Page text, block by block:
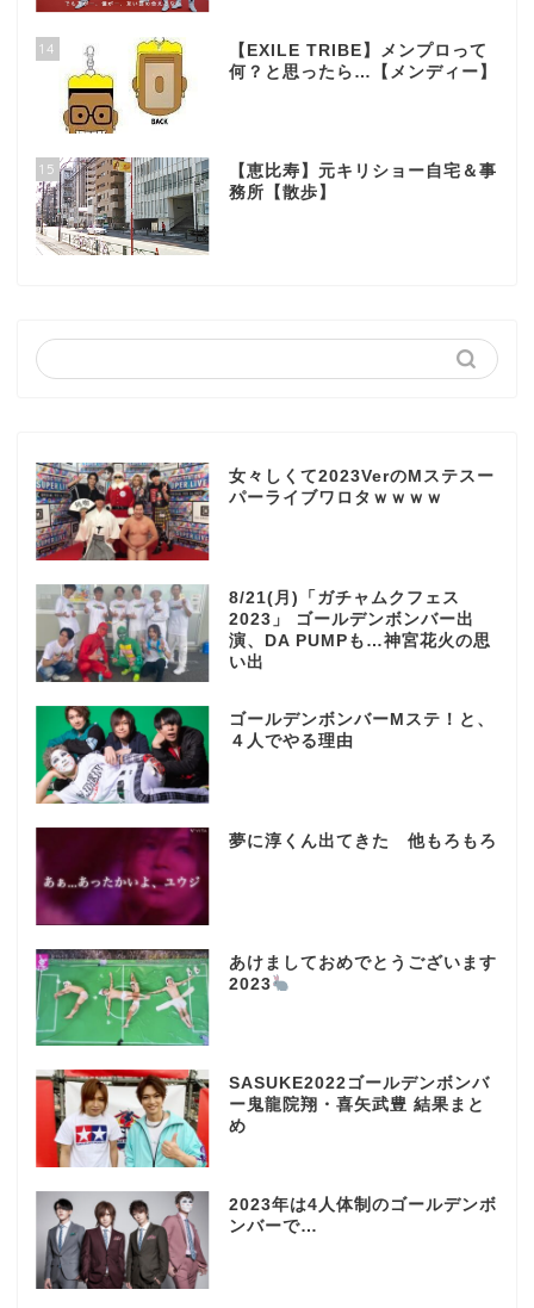
14
【EXILE TRIBE】メンプロって
何？と思ったら…【メンディー】
15
【恵比寿】元キリショー自宅＆事
務所【散歩】
女々しくて2023VerのMステスー
パーライブワロタｗｗｗｗ
8/21(月)「ガチャムクフェス
2023」 ゴールデンボンバー出
演、DA PUMPも…神宮花火の思
い出
ゴールデンボンバーMステ！と、
４人でやる理由
夢に淳くん出てきた 他もろもろ
あけましておめでとうございます
2023
SASUKE2022ゴールデンボンバ
ー鬼龍院翔・喜矢武豊 結果まと
め
2023年は4人体制のゴールデンボ
ンバーで…